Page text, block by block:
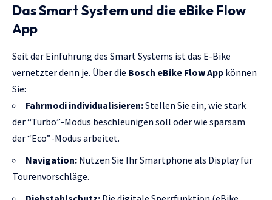
Das Smart System und die eBike Flow
App
Seit der Einführung des Smart Systems ist das E-Bike
vernetzter denn je. Über die Bosch eBike Flow App können
Sie:
Fahrmodi individualisieren:Stellen Sie ein, wie stark
der “Turbo”-Modus beschleunigen soll oder wie sparsam
der “Eco”-Modus arbeitet.
Navigation: Nutzen Sie Ihr Smartphone als Display für
Tourenvorschläge.